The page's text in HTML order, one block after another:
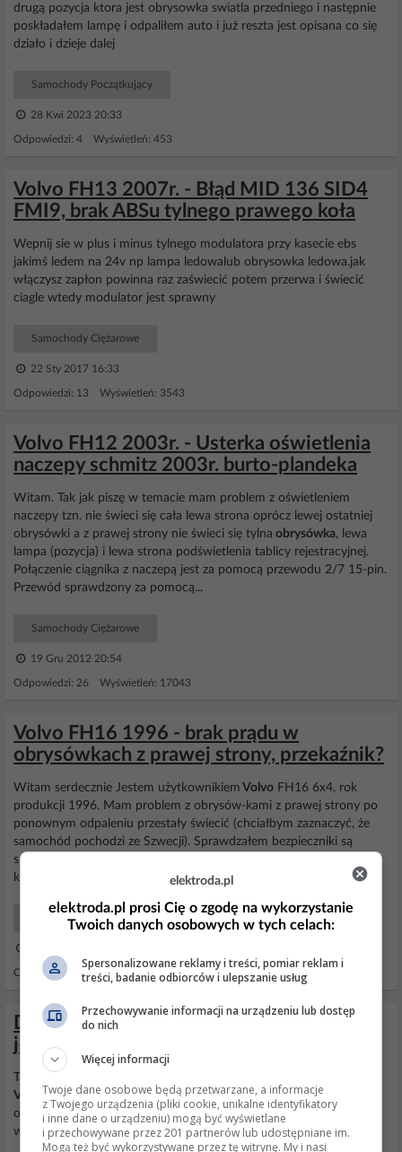
drugą pozycja ktora jest obrysowka swiatla przedniego i następnie
poskładałem lampę i odpaliłem auto i już reszta jest opisana co się
działo i dzieje dalej
Samochody Początkujący
28 Kwi 2023 20:33
Odpowiedzi: 4 Wyświetleń: 453
Volvo FH13 2007r. - Błąd MID 136 SID4
FMI9, brak ABSu tylnego prawego koła
Wepnij sie w plus i minus tylnego modulatora przy kasecie ebs
jakimś ledem na 24v np lampa ledowalub obrysowka ledowa.jak
włączysz zapłon powinna raz zaświecić potem przerwa i świecić
ciagle wtedy modulator jest sprawny
Samochody Ciężarowe
22 Sty 2017 16:33
Odpowiedzi: 13 Wyświetleń: 3543
Volvo FH12 2003r. - Usterka oświetlenia
naczepy schmitz 2003r. burto-plandeka
Witam. Tak jak piszę w temacie mam problem z oświetleniem
naczepy tzn. nie świeci się cała lewa strona oprócz lewej ostatniej
obrysówki a z prawej strony nie świeci się tylna obrysówka, lewa
lampa (pozycja) i lewa strona podświetlenia tablicy rejestracyjnej.
Połączenie ciągnika z naczepą jest za pomocą przewodu 2/7 15-pin.
Przewód sprawdzony za pomocą...
Samochody Ciężarowe
19 Gru 2012 20:54
Odpowiedzi: 26 Wyświetleń: 17043
Volvo FH16 1996 - brak prądu w
obrysówkach z prawej strony, przekaźnik?
Witam serdecznie Jestem użytkownikiem Volvo FH16 6x4, rok
produkcji 1996. Mam problem z obrysów-kami z prawej strony po
ponownym odpaleniu przestały świecić (chciałbym zaznaczyć, że
samochód pochodzi ze Szwecji). Sprawdzałem bezpieczniki są
sprawne a prąd nie dochodzi do światełek, czy jest jakiś przekaźnik,
który służy do sterowania obrysów-kami? Proszę...
Samochody Początkujący
Odpowiedzi: 0 Wyświetleń: 964
Dlaczego elektryczny hamulec postojowy
jest w Polsce nielegalny?
Takich rzeczy jest wiele. Chociażby już o wcześniej wspominanym
Volvo S40 z obrysówkami po bokach po nawet nowe samochody
osobowe w których światła do jazdy dziennej nadal się świecą po
włączeniu świateł mijania a według prawa...
elektroda.pl
elektroda.pl prosi Cię o zgodę na wykorzystanie
Twoich danych osobowych w tych celach:
Spersonalizowane reklamy i treści, pomiar reklam i
treści, badanie odbiorców i ulepszanie usług
Przechowywanie informacji na urządzeniu lub dostęp
do nich
Więcej informacji
Twoje dane osobowe będą przetwarzane, a informacje
z Twojego urządzenia (pliki cookie, unikalne identyfikatory
i inne dane o urządzeniu) mogą być wyświetlane
i przechowywane przez 201 partnerów lub udostępniane im.
Mogą też być wykorzystywane przez tę witrynę. My i nasi